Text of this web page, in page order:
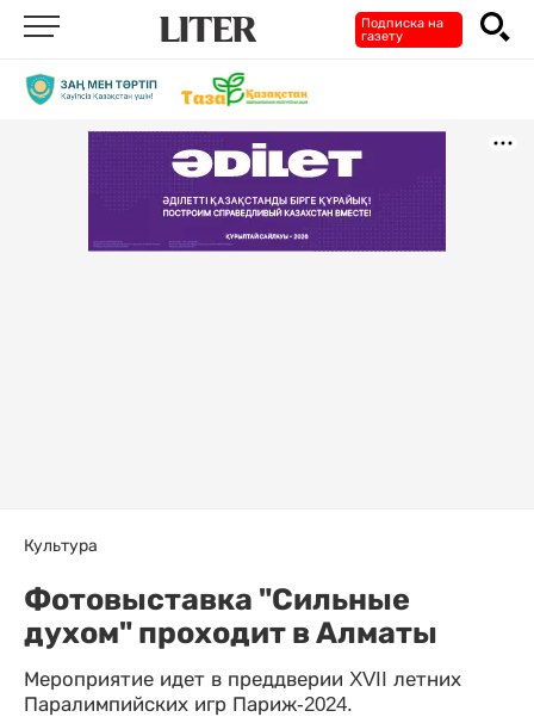
Подписка на
газету
Культура
Фотовыставка "Сильные
духом" проходит в Алматы
Мероприятие идет в преддверии XVII летних
Паралимпийских игр Париж-2024.